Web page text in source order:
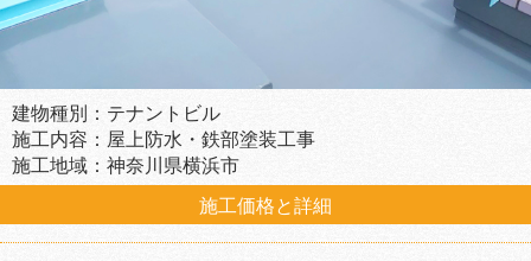
建物種別：テナントビル
施工内容：屋上防水・鉄部塗装工事
施工地域：神奈川県横浜市
施工価格と詳細